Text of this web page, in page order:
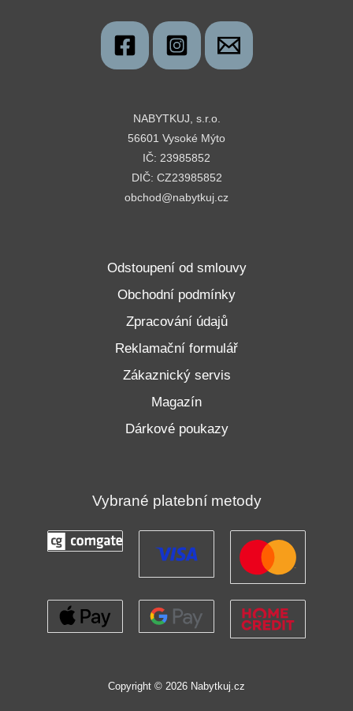
NABYTKUJ, s.r.o.
56601 Vysoké Mýto
IČ: 23985852
DIČ: CZ23985852
obchod@nabytkuj.cz
Odstoupení od smlouvy
Obchodní podmínky
Zpracování údajů
Reklamační formulář
Zákaznický servis
Magazín
Dárkové poukazy
Vybrané platební metody
Copyright © 2026 Nabytkuj.cz